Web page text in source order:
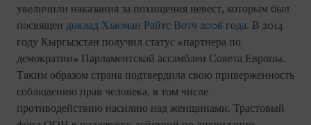
увеличили наказания за похищения невест, которым был
посвящен доклад Хьюман Райтс Вотч 2006 года. В 2014
году Кыргызстан получил статус «партнера по
демократии» Парламентской ассамблеи Совета Европы.
Таким образом страна подтвердила свою приверженность
соблюдению прав человека, в том числе
противодействию насилию над женщинами. Трастовый